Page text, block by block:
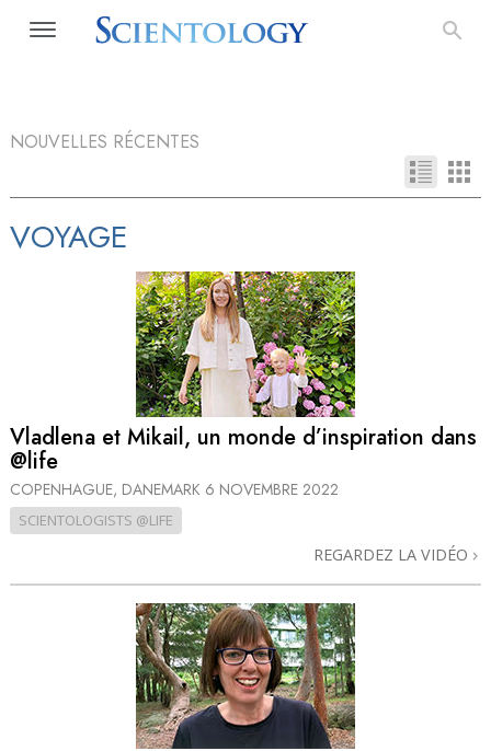
NOUVELLES RÉCENTES
VOYAGE
Vladlena et Mikail, un monde d’inspiration dans
@life
COPENHAGUE, DANEMARK 6 NOVEMBRE 2022
SCIENTOLOGISTS @LIFE
REGARDEZ LA VIDÉO